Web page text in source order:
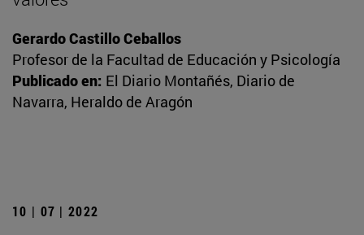
Gerardo Castillo Ceballos
Profesor de la Facultad de Educación y Psicología
Publicado en: El Diario Montañés, Diario de
Navarra, Heraldo de Aragón
10 | 07 | 2022